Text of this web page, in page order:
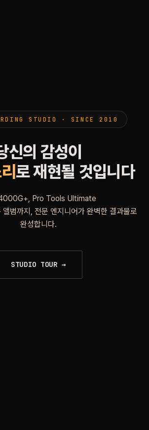
STUDIO · SINCE 2010
신의 감성이
로 재현될 것입니다
Pro Tools Ultimate
범까지, 전문 엔지니어가 완벽한 결과물로
완성합니다.
STUDIO TOUR →